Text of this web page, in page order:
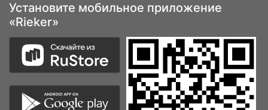
Установите мобильное приложение
«Rieker»